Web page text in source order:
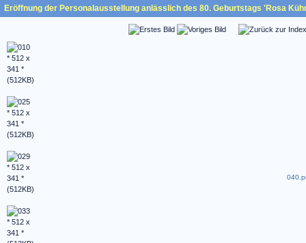
Eröffnung der Personalausstellung anlässlich des 80. Geburtstags 'Rosa